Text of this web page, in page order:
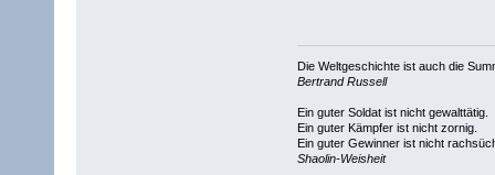
Die Weltgeschichte ist auch die
Bertrand Russell
Ein guter Soldat ist nicht gewalttätig.
Ein guter Kämpfer ist nicht zornig.
Ein guter Gewinner ist nicht
Shaolin-Weisheit